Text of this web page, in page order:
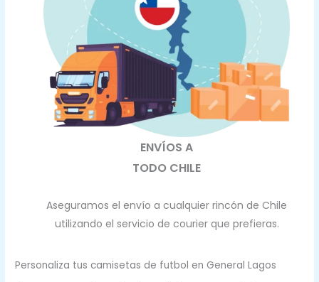
ENVÍOS A
TODO CHILE
Aseguramos el envío a cualquier rincón de Chile
utilizando el servicio de courier que prefieras.
Personaliza tus camisetas de futbol en General Lagos